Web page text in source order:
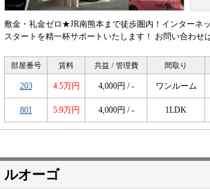
敷金・礼金ゼロ★JR南熊本まで徒歩圏内！インターネ
スタートを精一杯サポートいたします！ お問い合わせ
部屋番号 賃料 共益 / 管理費 間取り
203 4.5万円 4,000円 / - ワンルーム
801 5.9万円 4,000円 / - 1LDK
ルオーゴ